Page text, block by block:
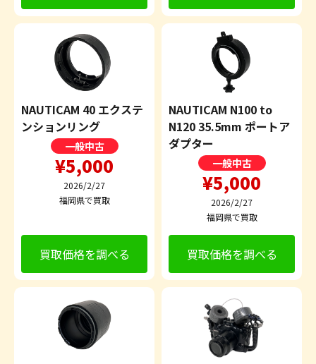
NAUTICAM 40 エクステ
ンションリング
一般中古
¥5,000
2026/2/27
福岡県で買取
買取価格を調べる
NAUTICAM N100 to
N120 35.5mm ポートア
ダプター
一般中古
¥5,000
2026/2/27
福岡県で買取
買取価格を調べる